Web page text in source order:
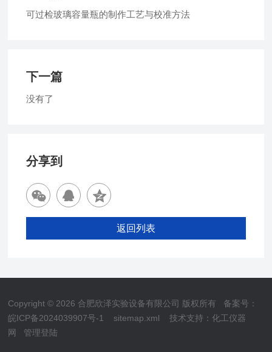
可过检玻璃容量瓶的制作工艺与校准方法
下一篇
没有了
分享到
返回列表
Copyright © 2026 合肥欣泽实验设备有限公司 版权所有 备案号：
皖ICP备2024039907号-1
sitemap.xml 技术支持：化工仪器
网
管理登陆